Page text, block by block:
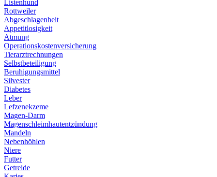
Listenhund
Rottweiler
Abgeschlagenheit
Appetitlosigkeit
Atmung
Operationskostenversicherung
Tierarztrechnungen
Selbstbeteiligung
Beruhigungsmittel
Silvester
Diabetes
Leber
Lefzenekzeme
Magen-Darm
Magenschleimhautentzündung
Mandeln
Nebenhöhlen
Niere
Futter
Getreide